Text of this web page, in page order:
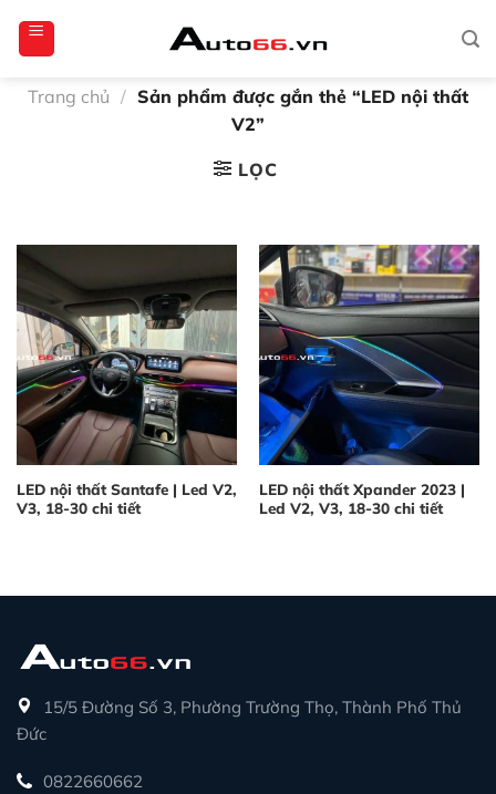
qua
dungTrang chủ / Sản phẩm được gắn thẻ “LED nội thất
V2”
LỌC
LED nội thất Santafe | Led V2,
V3, 18-30 chi tiết
LED nội thất Xpander 2023 |
Led V2, V3, 18-30 chi tiết
15/5 Đường Số 3, Phường Trường Thọ, Thành Phố Thủ
Đức
0822660662